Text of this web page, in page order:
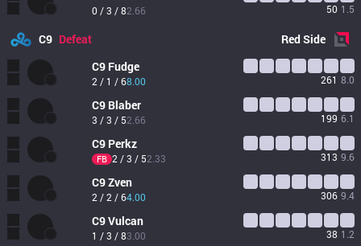
0 / 3 / 82.66 50 1.5
C9 Defeat RedSide
C9 Fudge
2 / 1 / 68.00 261 8.0
C9 Blaber
3 / 3 / 52.66 199 6.1
C9 Perkz
FB 2 / 3 / 52.33 313 9.6
C9Zven
2 / 2 / 64.00 306 9.4
C9Vulcan
1 / 3 / 83.00 38 1.2